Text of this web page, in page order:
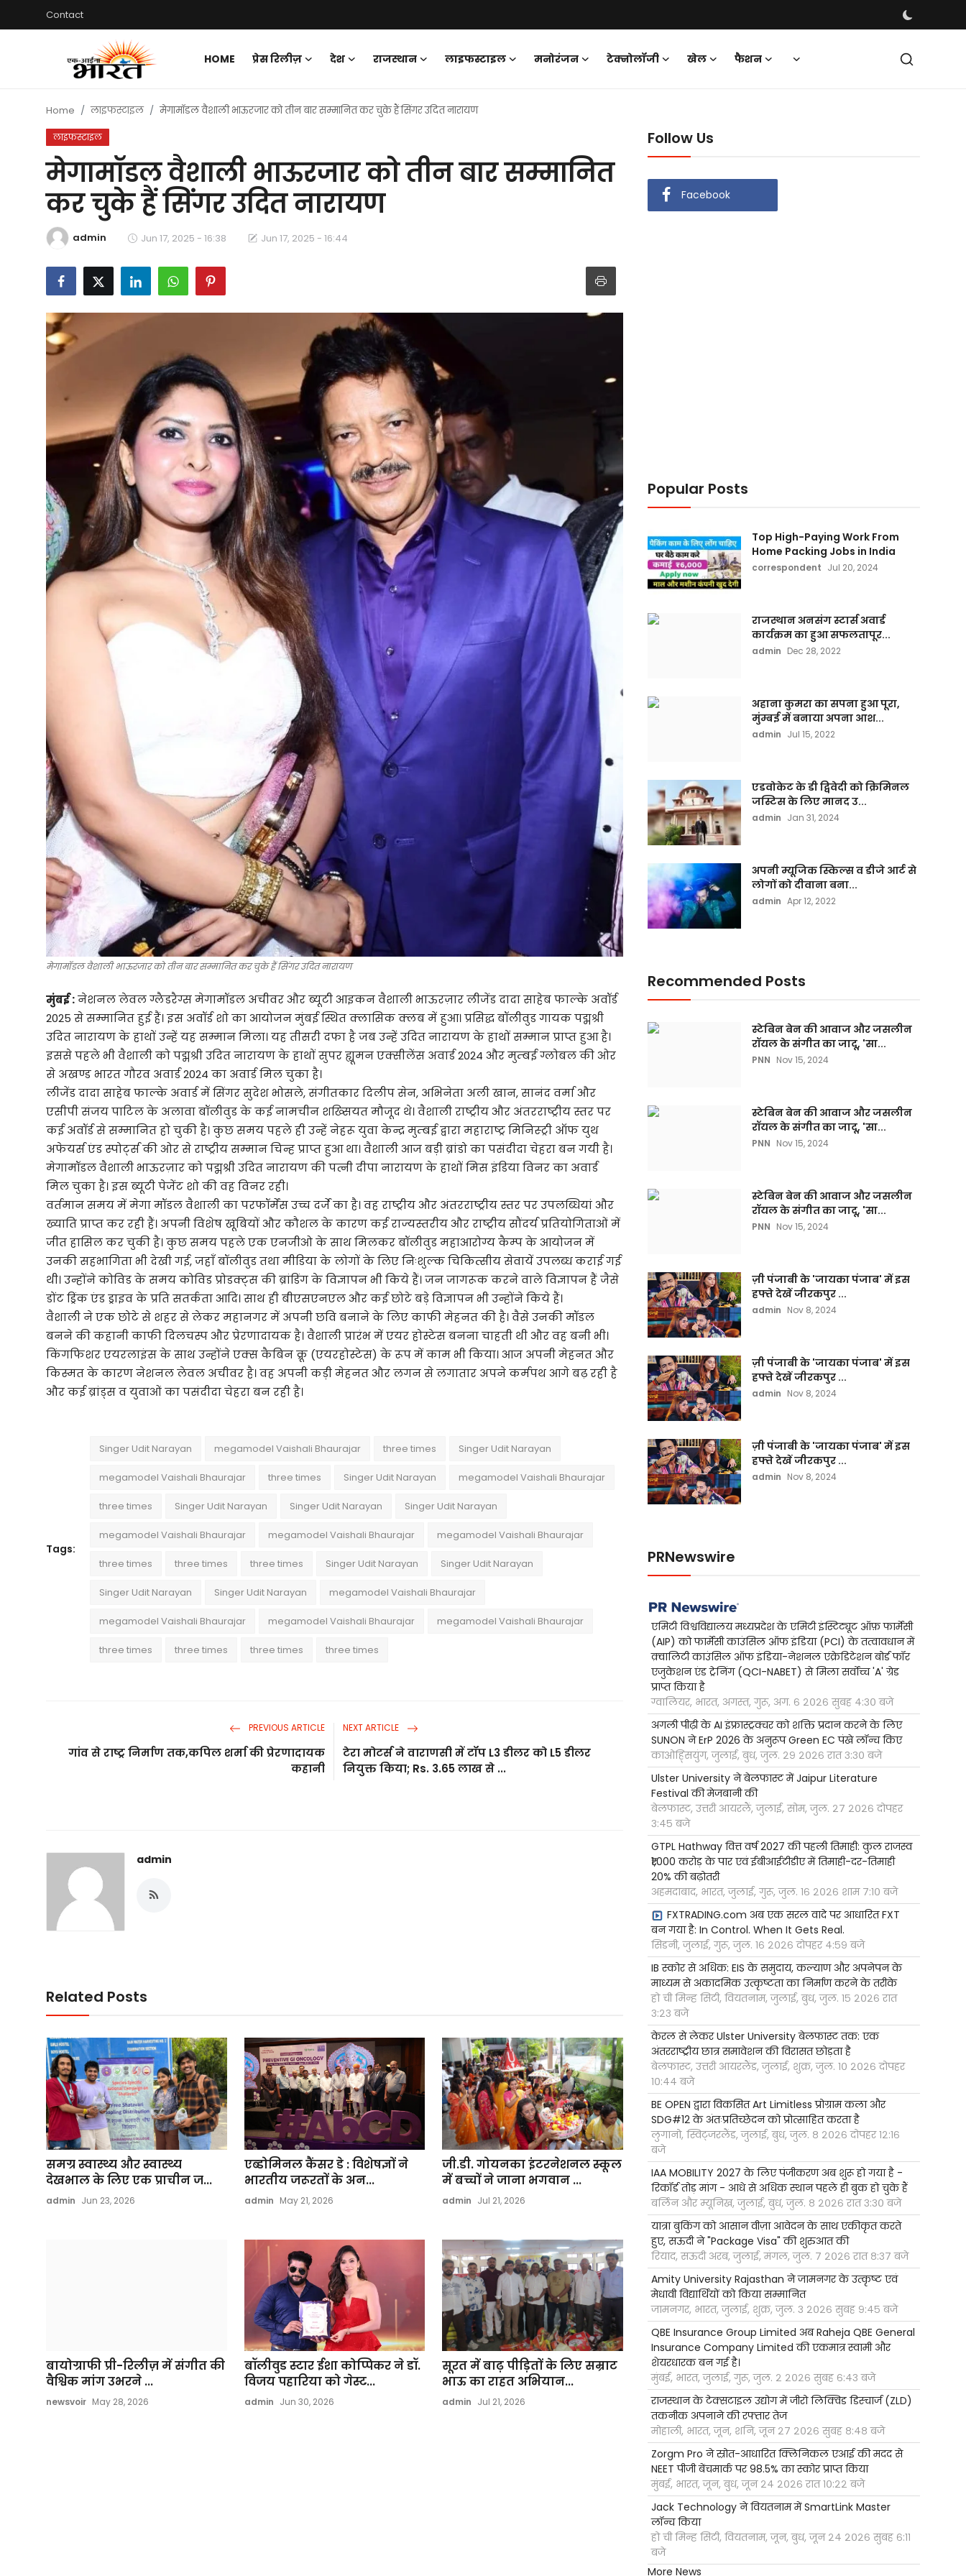
Contact
HOME प्रेस रिलीज़ देश राजस्थान लाइफस्टाइल मनोरंजन टेक्नोलॉजी खेल फैशन
प्रेस रिलीज़
राजस्थान
लाइफस्टाइल
Contact
टेक्नोलॉजी
संपादकीय
बिज़नेस
Home लाइफस्टाइल मेगामॉडल वैशाली भाऊरजार को तीन बार सम्मानित कर चुके हैं सिंगर उदित नारायण
लाइफस्टाइल
मेगामॉडल वैशाली भाऊरजार को तीन बार सम्मानित
कर चुके हैं सिंगर उदित नारायण
admin Jun 17, 2025 - 16:38 Jun 17, 2025 - 16:44
मेगामॉडल वैशाली भाऊरजार को तीन बार सम्मानित कर चुके हैं सिंगर उदित नारायण
मुंबई :नेशनल लेवल ग्लैडरैग्स मेगामॉडल अचीवर और ब्यूटी आइकन वैशाली भाऊरज़ार लीजेंड दादा साहेब फाल्के अवॉर्ड
2025 से सम्मानित हुई हैं। इस अवॉर्ड शो का आयोजन मुंबई स्थित क्लासिक क्लब में हुआ। प्रसिद्ध बॉलीवुड गायक पद्मश्री
उदित नारायण के हाथों उन्हें यह सम्मान मिला। यह तीसरी दफा है जब उन्हें उदित नारायण के हाथों सम्मान प्राप्त हुआ है।
इससे पहले भी वैशाली को पद्मश्री उदित नारायण के हाथों सुपर ह्यूमन एक्सीलेंस अवार्ड 2024 और मुम्बई ग्लोबल की ओर
से अखण्ड भारत गौरव अवार्ड 2024 का अवार्ड मिल चुका है।
लीजेंड दादा साहेब फाल्के अवार्ड में सिंगर सुदेश भोसले, संगीतकार दिलीप सेन, अभिनेता अली खान, सानंद वर्मा और
एसीपी संजय पाटिल के अलावा बॉलीवुड के कई नामचीन शख्सियत मौजूद थे। वैशाली राष्ट्रीय और अंतरराष्ट्रीय स्तर पर
कई अवॉर्ड से सम्मानित हो चुकी है। कुछ समय पहले ही उन्हें नेहरू युवा केन्द्र मुम्बई द्वारा महाराष्ट्र मिनिस्ट्री ऑफ युथ
अफेयर्स एंड स्पोर्ट्स की ओर से राष्ट्रीय सम्मान चिन्ह प्राप्त हुआ था। वैशाली आज बड़ी ब्रांडो का पसंदीदा चेहरा बन गयी है।
मेगामॉडल वैशाली भाऊरज़ार को पद्मश्री उदित नारायण की पत्नी दीपा नारायण के हाथों मिस इंडिया विनर का अवार्ड
मिल चुका है। इस ब्यूटी पेजेंट शो की वह विनर रही।
वर्तमान समय में मेगा मॉडल वैशाली का परफॉर्मेंस उच्च दर्जे का है। वह राष्ट्रीय और अंतरराष्ट्रीय स्तर पर उपलब्धियां और
ख्याति प्राप्त कर रही हैं। अपनी विशेष खूबियों और कौशल के कारण कई राज्यस्तरीय और राष्ट्रीय सौंदर्य प्रतियोगिताओं में
जीत हासिल कर चुकी है। कुछ समय पहले एक एनजीओ के साथ मिलकर बॉलीवुड महाआरोग्य कैम्प के आयोजन में
उनकी सहभागिता भी देखी गई, जहाँ बॉलीवुड तथा मीडिया के लोगों के लिए निःशुल्क चिकित्सीय सेवायें उपलब्ध कराई गई
थी। उन्होंने कोविड के समय कोविड प्रोडक्ट्स की ब्रांडिंग के विज्ञापन भी किये हैं। जन जागरूक करने वाले विज्ञापन हैं जैसे
डोंट ड्रिंक एंड ड्राइव के प्रति सतर्कता आदि। साथ ही बीएसएनएल और कई छोटे बड़े विज्ञापन भी उन्होंने किये हैं।
वैशाली ने एक छोटे से शहर से लेकर महानगर में अपनी छवि बनाने के लिए काफी मेहनत की है। वैसे उनकी मॉडल
बनने की कहानी काफी दिलचस्प और प्रेरणादायक है। वैशाली प्रारंभ में एयर होस्टेस बनना चाहती थी और वह बनी भी।
किंगफिशर एयरलाइंस के साथ उन्होंने एक्स कैबिन क्रू (एयरहोस्टेस) के रूप में काम भी किया। आज अपनी मेहनत और
किस्मत के कारण नेशनल लेवल अचीवर है। वह अपनी कड़ी मेहनत और लगन से लगातार अपने कर्मपथ आगे बढ़ रही है
और कई ब्रांड्स व युवाओं का पसंदीदा चेहरा बन रही है।
Tags:
Singer Udit Narayan megamodel Vaishali Bhaurajar three times Singer Udit Narayan
megamodel Vaishali Bhaurajar three times Singer Udit Narayan megamodel Vaishali Bhaurajar
three times Singer Udit Narayan Singer Udit Narayan Singer Udit Narayan
megamodel Vaishali Bhaurajar megamodel Vaishali Bhaurajar megamodel Vaishali Bhaurajar
three times three times three times Singer Udit Narayan Singer Udit Narayan
Singer Udit Narayan Singer Udit Narayan megamodel Vaishali Bhaurajar
megamodel Vaishali Bhaurajar megamodel Vaishali Bhaurajar megamodel Vaishali Bhaurajar
three times three times three times three times
PREVIOUS ARTICLE
गांव से राष्ट्र निर्माण तक,कपिल शर्मा की प्रेरणादायक
कहानी
NEXT ARTICLE
टेरा मोटर्स ने वाराणसी में टॉप L3 डीलर को L5 डीलर
नियुक्त किया; Rs. 3.65 लाख से ...
admin
Related Posts
समग्र स्वास्थ्य और स्वास्थ्य
देखभाल के लिए एक प्राचीन ज...
admin Jun 23, 2026
एब्डोमिनल कैंसर डे : विशेषज्ञों ने
भारतीय जरूरतों के अन...
admin May 21, 2026
जी.डी. गोयनका इंटरनेशनल स्कूल
में बच्चों ने जाना भगवान ...
admin Jul 21, 2026
बायोग्राफी प्री-रिलीज़ में संगीत की
वैश्विक मांग उभरने ...
newsvoir May 28, 2026
बॉलीवुड स्टार ईशा कोप्पिकर ने डॉ.
विजय पहारिया को गेस्ट...
admin Jun 30, 2026
सूरत में बाढ़ पीड़ितों के लिए सम्राट
भाऊ का राहत अभियान...
admin Jul 21, 2026
Follow Us
Facebook
Popular Posts
Top High-Paying Work From
Home Packing Jobs in India
correspondent Jul 20, 2024
राजस्थान अनसंग स्टार्स अवार्ड
कार्यक्रम का हुआ सफलतापूर...
admin Dec 28, 2022
अहाना कुमरा का सपना हुआ पूरा,
मुंम्बई में बनाया अपना आश...
admin Jul 15, 2022
एडवोकेट के डी द्विवेदी को क्रिमिनल
जस्टिस के लिए मानद उ...
admin Jan 31, 2024
अपनी म्यूजिक स्किल्स व डीजे आर्ट से
लोगों को दीवाना बना...
admin Apr 12, 2022
Recommended Posts
स्टेबिन बेन की आवाज और जसलीन
रॉयल के संगीत का जादू, 'सा...
PNN Nov 15, 2024
स्टेबिन बेन की आवाज और जसलीन
रॉयल के संगीत का जादू, 'सा...
PNN Nov 15, 2024
स्टेबिन बेन की आवाज और जसलीन
रॉयल के संगीत का जादू, 'सा...
PNN Nov 15, 2024
ज़ी पंजाबी के 'जायका पंजाब' में इस
हफ्ते देखें जीरकपुर ...
admin Nov 8, 2024
ज़ी पंजाबी के 'जायका पंजाब' में इस
हफ्ते देखें जीरकपुर ...
admin Nov 8, 2024
ज़ी पंजाबी के 'जायका पंजाब' में इस
हफ्ते देखें जीरकपुर ...
admin Nov 8, 2024
PRNewswire
एमिटी विश्वविद्यालय मध्यप्रदेश के एमिटी इंस्टिट्यूट ऑफ़ फार्मेसी
(AIP) को फार्मेसी काउंसिल ऑफ इंडिया (PCI) के तत्वावधान में
क़्वालिटी काउंसिल ऑफ इंडिया-नेशनल एक्रेडिटेशन बोर्ड फॉर
एजुकेशन एंड ट्रेनिंग (QCI-NABET) से मिला सर्वोच्च 'A' ग्रेड
प्राप्त किया है
ग्वालियर, भारत, अगस्त, गुरू, अग. ६ २०२६ सुबह ४:३० बजे
अगली पीढ़ी के AI इंफ्रास्ट्रक्चर को शक्ति प्रदान करने के लिए
SUNON ने ErP 2026 के अनुरूप Green EC पंखे लॉन्च किए
काओह्सियुंग, जुलाई, बुध, जुल. २९ २०२६ रात ३:३० बजे
Ulster University ने बेलफास्ट में Jaipur Literature
Festival की मेजबानी की
बेलफास्ट, उत्तरी आयरलैं, जुलाई, सोम, जुल. २७ २०२६ दोपहर
३:४५ बजे
GTPL Hathway वित्त वर्ष 2027 की पहली तिमाही: कुल राजस्व
₹1,000 करोड़ के पार एवं ईबीआईटीडीए में तिमाही-दर-तिमाही
20% की बढ़ोतरी
अहमदाबाद, भारत, जुलाई, गुरू, जुल. १६ २०२६ शाम ७:१० बजे
FXTRADING.com अब एक सरल वादे पर आधारित FXT
बन गया है: In Control. When It Gets Real.
सिडनी, जुलाई, गुरू, जुल. १६ २०२६ दोपहर ४:५९ बजे
IB स्कोर से अधिक: EIS के समुदाय, कल्याण और अपनेपन के
माध्यम से अकादमिक उत्कृष्टता का निर्माण करने के तरीके
हो ची मिन्ह सिटी, वियतनाम, जुलाई, बुध, जुल. १५ २०२६ रात
३:२३ बजे
केरल से लेकर Ulster University बेलफास्ट तक: एक
अंतरराष्ट्रीय छात्र समावेशन की विरासत छोड़ता है
बेलफास्ट, उत्तरी आयरलैंड, जुलाई, शुक्र, जुल. १० २०२६ दोपहर
१०:४४ बजे
BE OPEN द्वारा विकसित Art Limitless प्रोग्राम कला और
SDG#12 के अंतःप्रतिच्छेदन को प्रोत्साहित करता है
लुगानो, स्विट्जरलैंड, जुलाई, बुध, जुल. ८ २०२६ दोपहर १२:१६
बजे
IAA MOBILITY 2027 के लिए पंजीकरण अब शुरू हो गया है -
रिकॉर्ड तोड़ मांग - आधे से अधिक स्थान पहले ही बुक हो चुके हैं
बर्लिन और म्यूनिख, जुलाई, बुध, जुल. ८ २०२६ रात ३:३० बजे
यात्रा बुकिंग को आसान वीज़ा आवेदन के साथ एकीकृत करते
हुए, सऊदी ने "Package Visa" की शुरुआत की
रियाद, सऊदी अरब, जुलाई, मंगल, जुल. ७ २०२६ रात ८:३७ बजे
Amity University Rajasthan ने जामनगर के उत्कृष्ट एवं
मेधावी विद्यार्थियों को किया सम्मानित
जामनगर, भारत, जुलाई, शुक्र, जुल. ३ २०२६ सुबह ९:४५ बजे
QBE Insurance Group Limited अब Raheja QBE General
Insurance Company Limited की एकमात्र स्वामी और
शेयरधारक बन गई है।
मुंबई, भारत, जुलाई, गुरू, जुल. २ २०२६ सुबह ६:४३ बजे
राजस्थान के टेक्सटाइल उद्योग में जीरो लिक्विड डिस्चार्ज (ZLD)
तकनीक अपनाने की रफ्तार तेज
मोहाली, भारत, जून, शनि, जून २७ २०२६ सुबह ८:४८ बजे
Zorgm Pro ने स्रोत-आधारित क्लिनिकल एआई की मदद से
NEET पीजी बेंचमार्क पर 98.5% का स्कोर प्राप्त किया
मुंबई, भारत, जून, बुध, जून २४ २०२६ रात १०:२२ बजे
Jack Technology ने वियतनाम में SmartLink Master
लॉन्च किया
हो ची मिन्ह सिटी, वियतनाम, जून, बुध, जून २४ २०२६ सुबह ६:११
बजे
More News